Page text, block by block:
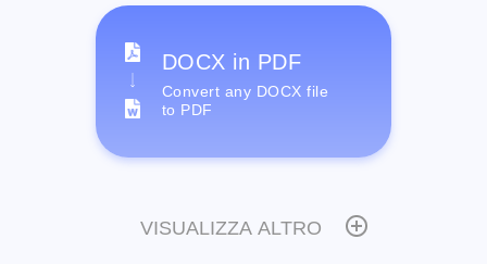
DOCX in PDF
Convert any DOCX file
to PDF
VISUALIZZA ALTRO